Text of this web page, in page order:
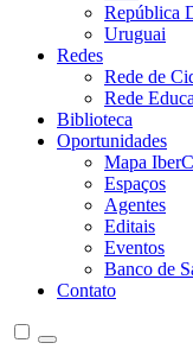
República
Uruguai
Redes
Rede de
Rede
Biblioteca
Oportunidades
Mapa
Espaços
Agentes
Editais
Eventos
Banco de
Contato